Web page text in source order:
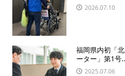
2026.07.10
福岡県内初「
ーター」第1号
2025.07.06